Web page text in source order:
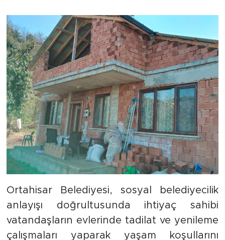
Ortahisar Belediyesi, sosyal belediyecilik
anlayışı doğrultusunda ihtiyaç sahibi
vatandaşların evlerinde tadilat ve yenileme
çalışmaları yaparak yaşam koşullarını